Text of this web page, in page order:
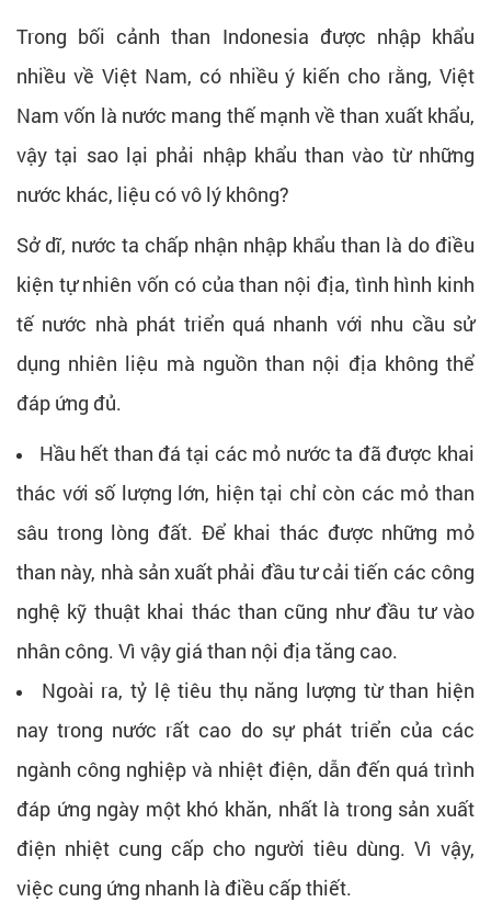
Trong bối cảnh than Indonesia được nhập khẩu
nhiều về Việt Nam, có nhiều ý kiến cho rằng, Việt
Nam vốn là nước mang thế mạnh về than xuất khẩu,
vậy tại sao lại phải nhập khẩu than vào từ những
nước khác, liệu có vô lý không?
Sở dĩ, nước ta chấp nhận nhập khẩu than là do điều
kiện tự nhiên vốn có của than nội địa, tình hình kinh
tế nước nhà phát triển quá nhanh với nhu cầu sử
dụng nhiên liệu mà nguồn than nội địa không thể
đáp ứng đủ.
Hầu hết than đá tại các mỏ nước ta đã được khai
thác với số lượng lớn, hiện tại chỉ còn các mỏ than
sâu trong lòng đất. Để khai thác được những mỏ
than này, nhà sản xuất phải đầu tư cải tiến các công
nghệ kỹ thuật khai thác than cũng như đầu tư vào
nhân công. Vì vậy giá than nội địa tăng cao.
Ngoài ra, tỷ lệ tiêu thụ năng lượng từ than hiện
nay trong nước rất cao do sự phát triển của các
ngành công nghiệp và nhiệt điện, dẫn đến quá trình
đáp ứng ngày một khó khăn, nhất là trong sản xuất
điện nhiệt cung cấp cho người tiêu dùng. Vì vậy,
việc cung ứng nhanh là điều cấp thiết.